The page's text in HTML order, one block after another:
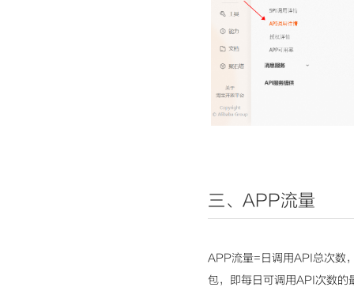
三、APP流量
APP流量=日调用API总次数
包，即每日可调用API次数的